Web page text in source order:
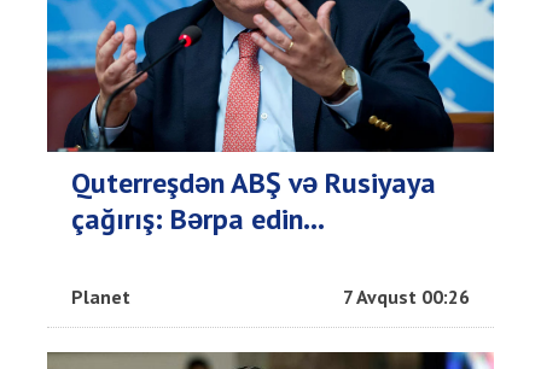
Quterreşdən ABŞ və Rusiyaya
çağırış: Bərpa edin...
Planet 7 Avqust 00:26